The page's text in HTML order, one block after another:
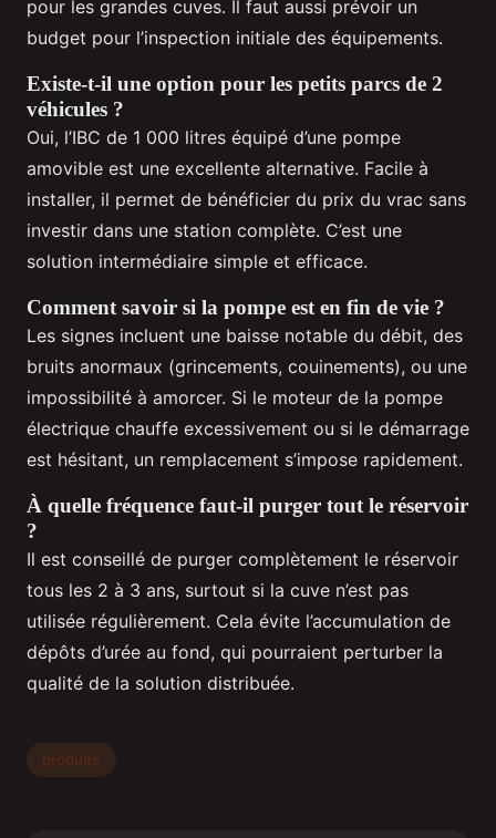
pour les grandes cuves. Il faut aussi prévoir un
budget pour l’inspection initiale des équipements.
Existe-t-il une option pour les petits parcs de 2
véhicules ?
Oui, l’IBC de 1 000 litres équipé d’une pompe
amovible est une excellente alternative. Facile à
installer, il permet de bénéficier du prix du vrac sans
investir dans une station complète. C’est une
solution intermédiaire simple et efficace.
Comment savoir si la pompe est en fin de vie ?
Les signes incluent une baisse notable du débit, des
bruits anormaux (grincements, couinements), ou une
impossibilité à amorcer. Si le moteur de la pompe
électrique chauffe excessivement ou si le démarrage
est hésitant, un remplacement s’impose rapidement.
À quelle fréquence faut-il purger tout le réservoir
?
Il est conseillé de purger complètement le réservoir
tous les 2 à 3 ans, surtout si la cuve n’est pas
utilisée régulièrement. Cela évite l’accumulation de
dépôts d’urée au fond, qui pourraient perturber la
qualité de la solution distribuée.
produits